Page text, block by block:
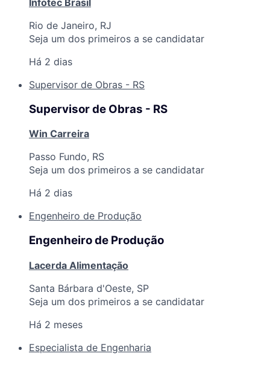
Infotec Brasil
Rio de Janeiro, RJ
Seja um dos primeiros a se candidatar
Há 2 dias
Supervisor de Obras - RS
Supervisor de Obras - RS
Win Carreira
Passo Fundo, RS
Seja um dos primeiros a se candidatar
Há 2 dias
Engenheiro de Produção
Engenheiro de Produção
Lacerda Alimentação
Santa Bárbara d'Oeste, SP
Seja um dos primeiros a se candidatar
Há 2 meses
Especialista de Engenharia